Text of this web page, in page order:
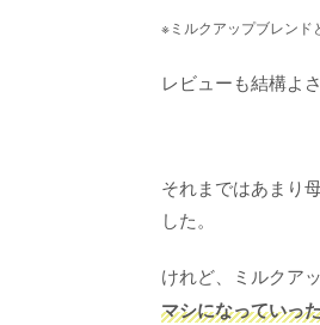
※ミルクアップブレンド
レビューも結構よ
それまではあまり
した。
けれど、ミルクア
マシになっていっ